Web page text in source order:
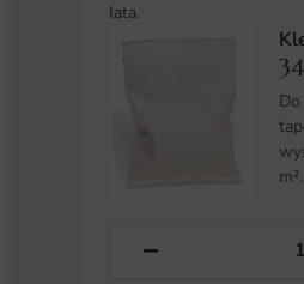
lata.
m².
−